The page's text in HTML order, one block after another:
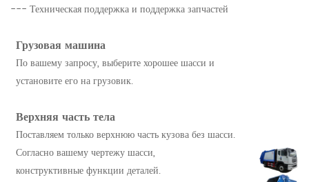
--- Техническая поддержка и поддержка запчастей
Грузовая машина
По вашему запросу, выберите хорошее шасси и
установите его на грузовик.
Верхняя часть тела
Поставляем только верхнюю часть кузова без шасси.
Согласно вашему чертежу шасси,
конструктивные функции деталей.